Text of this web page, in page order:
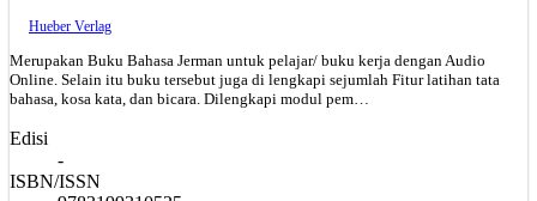
Hueber Verlag
Merupakan Buku Bahasa Jerman untuk pelajar/ buku kerja dengan Audio
Online. Selain itu buku tersebut juga di lengkapi sejumlah Fitur latihan tata
bahasa, kosa kata, dan bicara. Dilengkapi modul pem…
Edisi
-
ISBN/ISSN